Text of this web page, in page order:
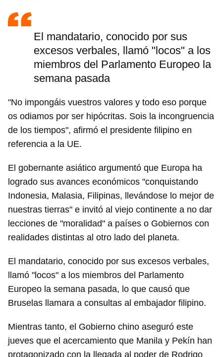
El mandatario, conocido por sus
excesos verbales, llamó "locos" a los
miembros del Parlamento Europeo la
semana pasada
"No impongáis vuestros valores y todo eso porque
os odiamos por ser hipócritas. Sois la incongruencia
de los tiempos", afirmó el presidente filipino en
referencia a la UE.
El gobernante asiático argumentó que Europa ha
logrado sus avances económicos "conquistando
Indonesia, Malasia, Filipinas, llevándose lo mejor de
nuestras tierras" e invitó al viejo continente a no dar
lecciones de "moralidad" a países o Gobiernos con
realidades distintas al otro lado del planeta.
El mandatario, conocido por sus excesos verbales,
llamó "locos" a los miembros del Parlamento
Europeo la semana pasada, lo que causó que
Bruselas llamara a consultas al embajador filipino.
Mientras tanto, el Gobierno chino aseguró este
jueves que el acercamiento que Manila y Pekín han
protagonizado con la llegada al poder de Rodrigo